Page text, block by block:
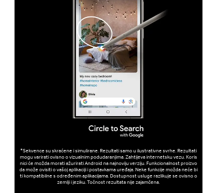
*Sekvence su skraćene i simulirane. Rezultati samo u ilustrativne svrhe. Rezultati
mogu varirati ovisno o vizualnim podudaranjima. Zahtijeva internetsku vezu. Koris
nici će možda morati ažurirati Android na najnoviju verziju. Funkcionalnost proizvo
da može ovisiti o vašoj aplikaciji i postavkama uređaja. Neke funkcije možda neće bi
ti kompatibilne s određenim aplikacijama. Dostupnost usluge razlikuje se ovisno o
zemlji i jeziku. Točnost rezultata nije zajamčena.